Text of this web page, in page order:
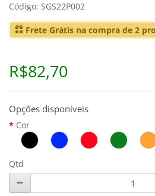
Código: SGS22P002
Frete Grátis na compra de 2
R$82,70
Opções disponíveis
Cor
Qtd